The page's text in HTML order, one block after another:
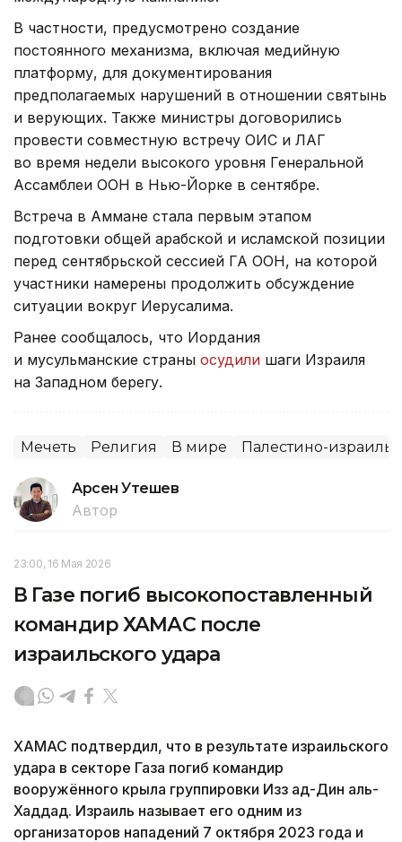
В частности, предусмотрено создание
постоянного механизма, включая медийную
платформу, для документирования
предполагаемых нарушений в отношении святынь
и верующих. Также министры договорились
провести совместную встречу ОИС и ЛАГ
во время недели высокого уровня Генеральной
Ассамблеи ООН в Нью-Йорке в сентябре.
Встреча в Аммане стала первым этапом
подготовки общей арабской и исламской позиции
перед сентябрьской сессией ГА ООН, на которой
участники намерены продолжить обсуждение
ситуации вокруг Иерусалима.
Ранее сообщалось, что Иордания
и мусульманские страны осудили шаги Израиля
на Западном берегу.
Мечеть Религия В мире Палестино-
Арсен Утешев
Автор
23:00, 16 Мая 2026
В Газе погиб высокопоставленный
командир ХАМАС после
израильского удара
ХАМАС подтвердил, что в результате израильского
удара в секторе Газа погиб командир
вооружённого крыла группировки Изз ад-Дин аль-
Хаддад. Израиль называет его одним из
организаторов нападений 7 октября 2023 года и